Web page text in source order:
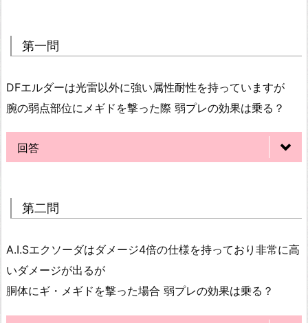
第一問
DFエルダーは光雷以外に強い属性耐性を持っていますが
腕の弱点部位にメギドを撃った際 弱プレの効果は乗る？
回答
第二問
A.I.Sエクソーダはダメージ4倍の仕様を持っており非常に高
いダメージが出るが
胴体にギ・メギドを撃った場合 弱プレの効果は乗る？